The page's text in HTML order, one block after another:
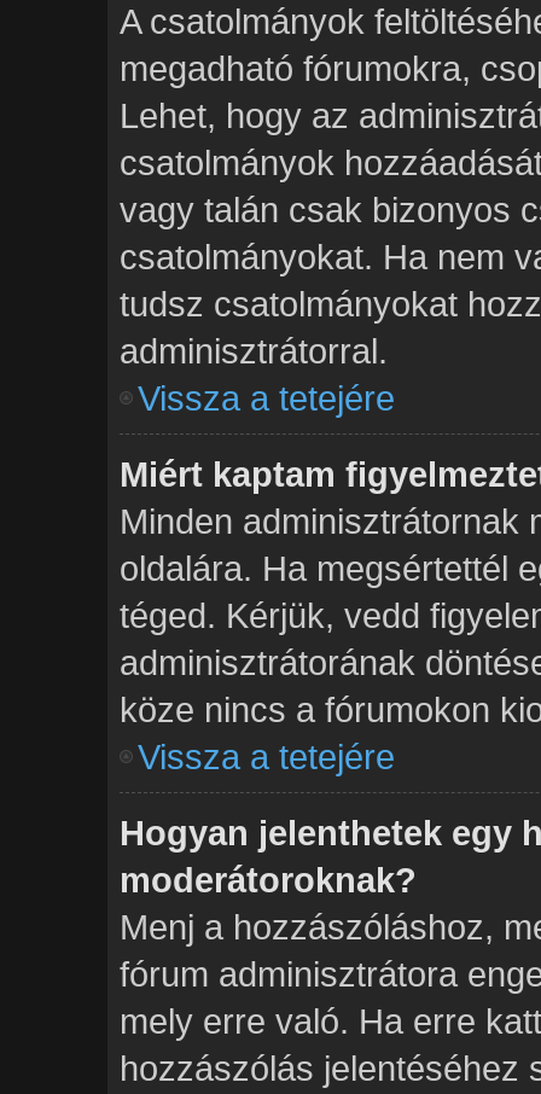
A csatolmányok
megadható fórumokra,
Lehet, hogy az
csatolmányok
vagy talán csak bizonyos
csatolmányokat. Ha nem
tudsz csatolmányokat
adminisztrátorral.
Vissza a tetejére
Miért kaptam
Minden adminisztrátornak
oldalára. Ha megsértettél
téged. Kérjük, vedd
adminisztrátorának
köze nincs a fórumokon
Vissza a tetejére
Hogyan jelenthetek egy
moderátoroknak?
Menj a hozzászóláshoz,
fórum adminisztrátora
mely erre való. Ha erre
hozzászólás jelentéséhez